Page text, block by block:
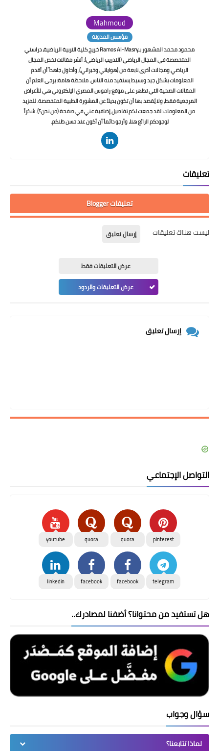
Mahmoud
مؤسس المدونة
محمود محمد المشهور بـRamos Al-Masry خريج كلية التربية الرياضية، دراستي
المتخصصة في المجال الرياضي (التدريب الرياضي). أنشر مقالات تخص المجال
الرياضي ومجالات أخرى نابعة من (هواياتي وخبراتي)، وأحاول جاهداً أن أقدم
المعلومات بشكل جيد وبسيط يستفيد منه الناس. ملاحظة هامة: يرجى العلم أن
المقالات الصحية التي تظهر على موقع راموس المصري الإلكتروني هي للأغراض
المرجعية فقط، ولا يُقصد بها أن تكون بديلاً عن المشورة الطبية المتخصصة. للمزيد
من المعلومات: لقد جمعت لكم تفاصيل إضافية عني في صفحة (من نحن؟). شكراً
لوجودكم الرائع هنا، وأرجو دائماً أن أكون عند حسن ظنكم.
تعليقات
تعليقات Blogger
ليست هناك تعليقات إرسال تعليق
عرض التعليقات فقط
عرض التعليقات والردود
إرسال تعليق
التواصل الإجتماعي
pinterest
quora
quora
youtube
telegram
facebook
facebook
linkedin
هل تستفيد من محتوانا؟ أضفنا لمصادرك..
سؤال وجواب
لماذا تتابعنا؟